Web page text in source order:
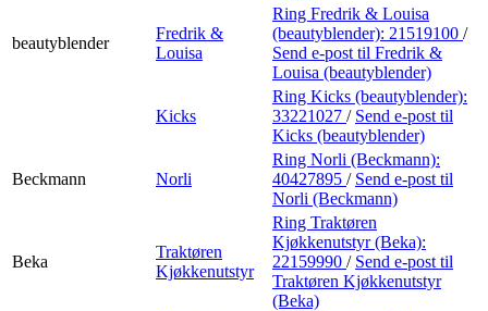
beautyblender
Fredrik &
Louisa
Ring Fredrik & Louisa
(beautyblender): 21519100 /
Send e-post til Fredrik &
Louisa (beautyblender)
Kicks
Ring Kicks (beautyblender):
33221027 / Send e-post til
Kicks (beautyblender)
Beckmann Norli
Ring Norli (Beckmann):
40427895 / Send e-post til
Norli (Beckmann)
Beka
Traktøren
Kjøkkenutstyr
Ring Traktøren
Kjøkkenutstyr (Beka):
22159990 / Send e-post til
Traktøren Kjøkkenutstyr
(Beka)